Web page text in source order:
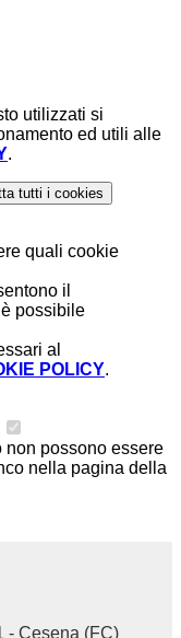
utilizzati si
ed utili alle
.
tutti i cookies
quali cookie
il
possibile
al
POLICY.
non possono essere
nella pagina della
- Cesena (FC)